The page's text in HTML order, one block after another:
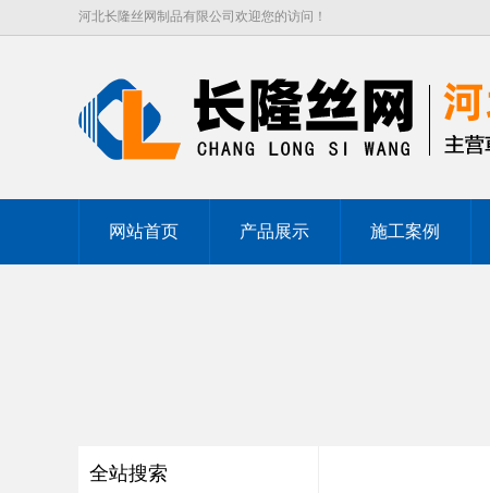
河北长隆丝网制品有限公司欢迎您的访问！
网站首页 产品展示 施工案例
全站搜索